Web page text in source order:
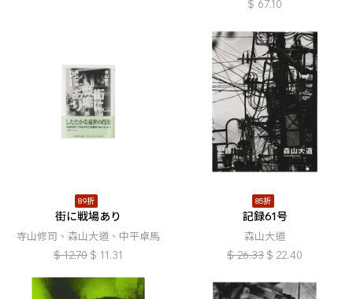
$ 67.10
89折
街に戦場あり
寺山修司、森山大道、中平卓馬
$ 12.70 $ 11.31
85折
記録61号
森山大道
$ 26.33 $ 22.40